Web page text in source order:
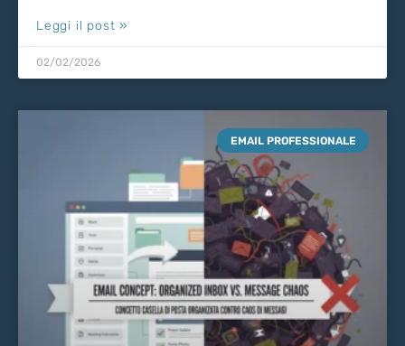
Leggi il post »
02/02/2026
EMAIL PROFESSIONALE